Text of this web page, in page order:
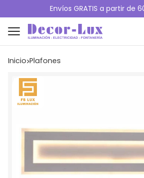
Envíos GRATIS a partir de
Inicio plafones